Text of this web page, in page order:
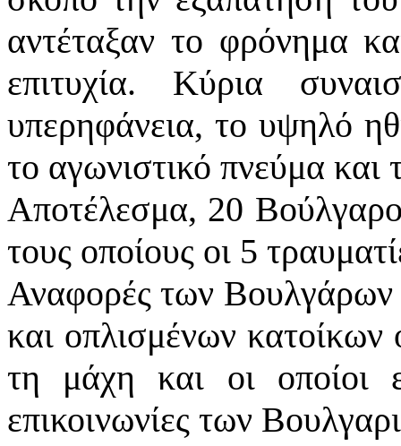
αντέταξαν το φρόνημα
επιτυχία. Κύρια
υπερηφάνεια, το υψηλό
το αγωνιστικό πνεύμα και
Αποτέλεσμα, 20
τους οποίους οι 5
Αναφορές των Βουλγάρων
και οπλισμένων κατοίκων
τη μάχη και οι οποίοι
επικοινωνίες των